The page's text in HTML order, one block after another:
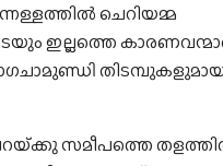
ചെറിയമ്മ
ഇല്ലത്തെ
സമീപത്തെ